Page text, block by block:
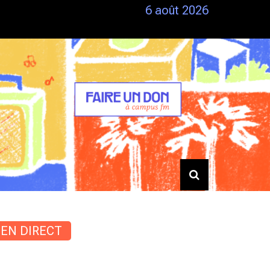
6 août 2026
EN DIRECT